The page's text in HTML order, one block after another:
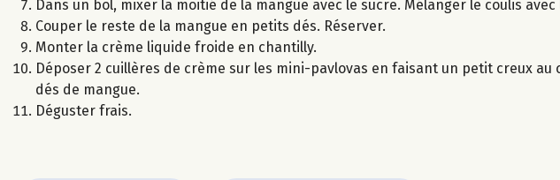
Dans un bol, mixer la moitié de la mangue avec le sucre. Mélanger le coulis
Couper le reste de la mangue en petits dés. Réserver.
Monter la crème liquide froide en chantilly.
Déposer 2 cuillères de crème sur les mini-pavlovas en faisant un petit creux
dés de mangue.
Déguster frais.